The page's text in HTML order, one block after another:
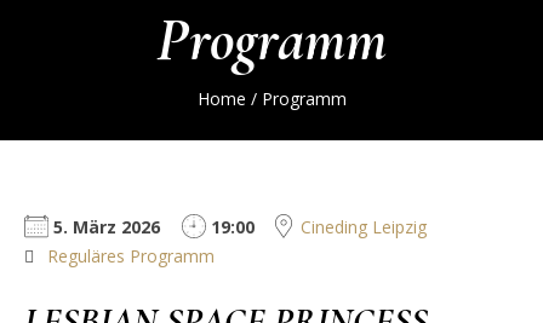
Programm
Home / Programm
5. März 2026 19:00
Cineding Leipzig
Reguläres Programm